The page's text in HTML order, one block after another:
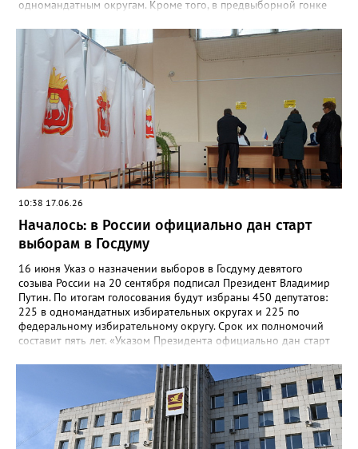
одномандатным округам. Кроме того, в предвыборной гонке
участники думских выборов должны представить в избиркомы
документы на регистрацию в качестве кандидатов в депутаты
Госдумы. Голосование будет трёхдневным – оно продлится с 18
по 20 сентября. Дистанционное электронное голосование на
выборах в Госдуму будет доступно жителям трёх регионов
Уральского федерального округа. Это Курганская,
Свердловская и Челябинская области.
10:38 17.06.26
Началось: в России официально дан старт
выборам в Госдуму
16 июня Указ о назначении выборов в Госдуму девятого
созыва России на 20 сентября подписал Президент Владимир
Путин. По итогам голосования будут избраны 450 депутатов:
225 в одномандатных избирательных округах и 225 по
федеральному избирательному округу. Срок их полномочий
составит пять лет. «Указом Президента официально дан старт
Государственной Думы девятого созыва. Таким образом, с
сегодняшнего дня начинаются избирательные действия по
подготовке и проведению этих выборов», – сообщила
председатель ЦИК Элла Памфилова. Ранее она предупредила,
что Центризбирком может принять решение о проведении
трёхдневного голосования. И призвала жителей страны «не